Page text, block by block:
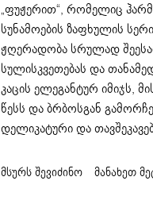
„ფუჟერით“, რომელიც
სუნამოების ზაფხულის
ჟღერადობა სრულად
სულისკვეთებას და
კაცის ელეგანტურ იმიჯს,
წესს და ბრბოსგან
დელიკატური და
მსურს შევიძინო მანახეთ